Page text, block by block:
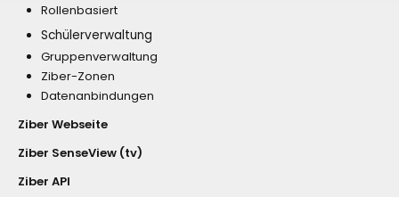
Rollenbasiert
Schülerverwaltung
Gruppenverwaltung
Ziber-Zonen
Datenanbindungen
Ziber Webseite
Ziber SenseView (tv)
Ziber API